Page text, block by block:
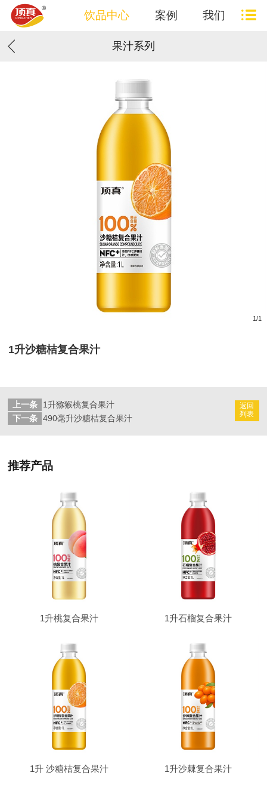
饮品中心 案例 我们
果汁系列
1/1
1升沙糖桔复合果汁
返回
列表
上一条
1升猕猴桃复合果汁
下一条 490毫升沙糖桔复合果汁
推荐产品
1升桃复合果汁 1升石榴复合果汁
1升 沙糖桔复合果汁 1升沙棘复合果汁